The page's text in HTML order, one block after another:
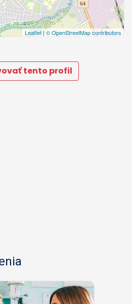
Leaflet|© OpenStreetMap contributors
tento profil